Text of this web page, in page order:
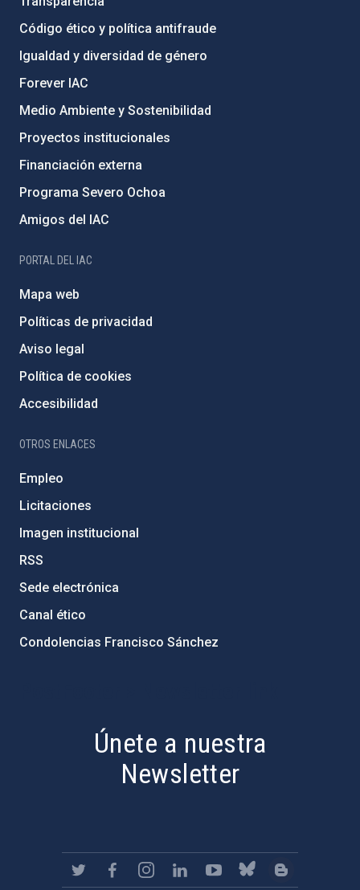
Código ético y política antifraude
Igualdad y diversidad de género
Forever IAC
Medio Ambiente y Sostenibilidad
Proyectos institucionales
Financiación externa
Programa Severo Ochoa
Amigos del IAC
PORTAL DEL IAC
Mapa web
Políticas de privacidad
Aviso legal
Política de cookies
Accesibilidad
OTROS ENLACES
Empleo
Licitaciones
Imagen institucional
RSS
Sede electrónica
Canal ético
Condolencias Francisco Sánchez
Únete a nuestra
Newsletter